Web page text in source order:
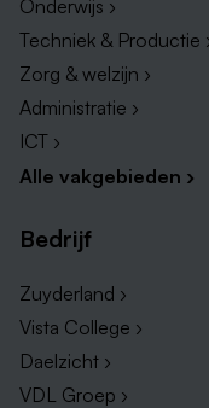
Onderwijs ›
Techniek & Productie
Zorg & welzijn ›
Administratie ›
ICT ›
Alle vakgebieden ›
Bedrijf
Zuyderland ›
Vista College ›
Daelzicht ›
VDL Groep ›